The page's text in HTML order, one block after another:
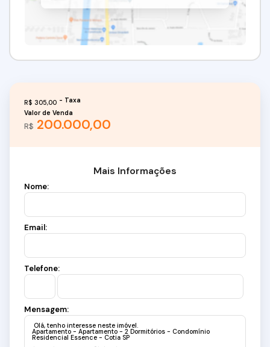
R$ 200.000,00
Valor de Venda
R$ 305,00
Mais Informações
Nome:
Email:
Telefone:
Mensagem: